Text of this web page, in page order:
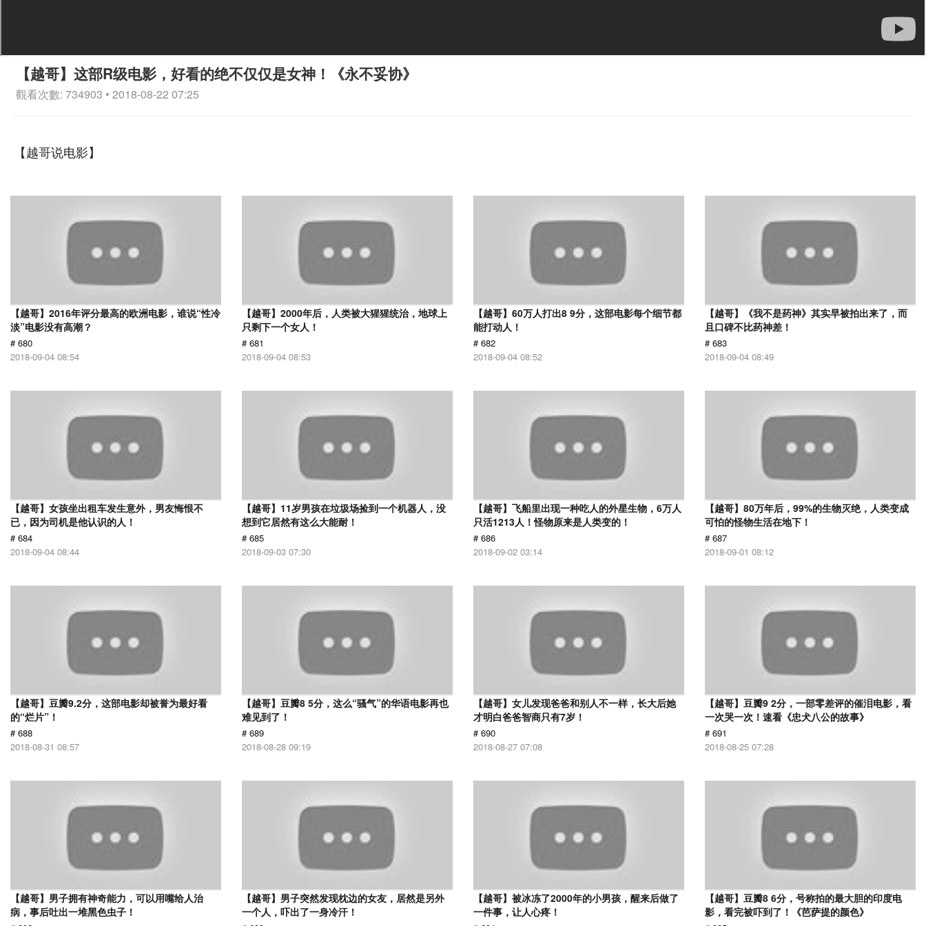
【越哥】这部R级电影，好看的绝不仅仅是女神！《永不妥协》
觀看次數: 734903 • 2018-08-22 07:25
【越哥说电影】
【越哥】2016年评分最高的欧洲电影，谁说“性冷
淡”电影没有高潮？
# 680
2018-09-04 08:54
【越哥】2000年后，人类被大猩猩统治，地球上
只剩下一个女人！
# 681
2018-09-04 08:53
【越哥】60万人打出8 9分，这部电影每个细节都
能打动人！
# 682
2018-09-04 08:52
【越哥】《我不是药神》其实早被拍出来了，而
且口碑不比药神差！
# 683
2018-09-04 08:49
【越哥】女孩坐出租车发生意外，男友悔恨不
已，因为司机是他认识的人！
# 684
2018-09-04 08:44
【越哥】11岁男孩在垃圾场捡到一个机器人，没
想到它居然有这么大能耐！
# 685
2018-09-03 07:30
【越哥】飞船里出现一种吃人的外星生物，6万人
只活1213人！怪物原来是人类变的！
# 686
2018-09-02 03:14
【越哥】80万年后，99%的生物灭绝，人类变成
可怕的怪物生活在地下！
# 687
2018-09-01 08:12
【越哥】豆瓣9.2分，这部电影却被誉为最好看
的“烂片”！
# 688
2018-08-31 08:57
【越哥】豆瓣8 5分，这么“骚气”的华语电影再也
难见到了！
# 689
2018-08-28 09:19
【越哥】女儿发现爸爸和别人不一样，长大后她
才明白爸爸智商只有7岁！
# 690
2018-08-27 07:08
【越哥】豆瓣9 2分，一部零差评的催泪电影，看
一次哭一次！速看《忠犬八公的故事》
# 691
2018-08-25 07:28
【越哥】男子拥有神奇能力，可以用嘴给人治
病，事后吐出一堆黑色虫子！
【越哥】男子突然发现枕边的女友，居然是另外
一个人，吓出了一身冷汗！
【越哥】被冰冻了2000年的小男孩，醒来后做了
一件事，让人心疼！
【越哥】豆瓣8 6分，号称拍的最大胆的印度电
影，看完被吓到了！《芭萨提的颜色》